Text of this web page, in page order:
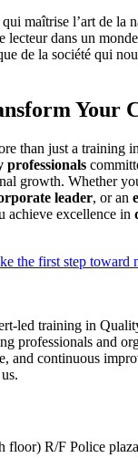
maîtrise l’art de la
lecteur dans un
de la société qui
Your
than just a training
growth. Whether
leader, or an
achieve excellence in
the first step toward
led training in
professionals and
and continuous
floor) R/F Police